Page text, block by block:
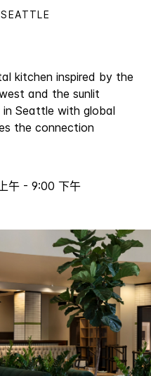
kitchen inspired by the
and the sunlit
Seattle with global
the connection
午 - 9:00 下午